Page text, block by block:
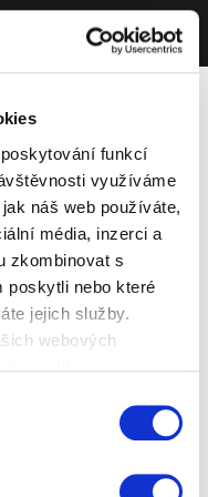
funkcí
využíváme
náš web používáte,
média, inzerci a
zkombinovat s
poskytli nebo které
jejich služby.
webových